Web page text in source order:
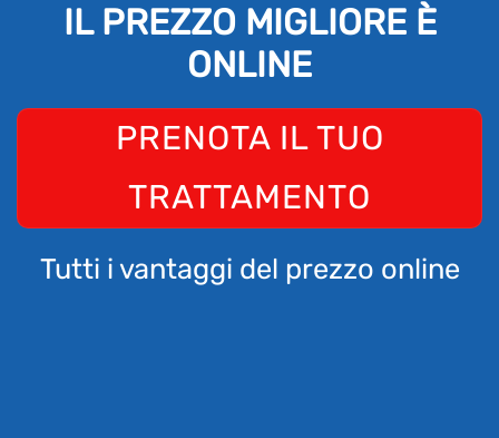
IL PREZZO MIGLIORE È
ONLINE
PRENOTA IL TUO
TRATTAMENTO
Tutti i vantaggi del prezzo online